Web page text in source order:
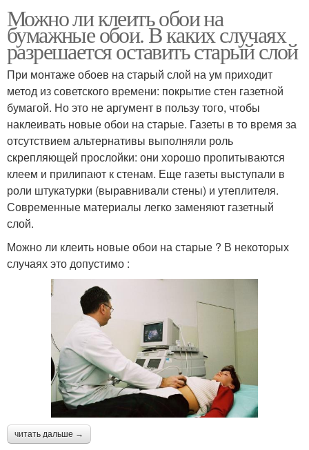
Можно ли клеить обои на
бумажные обои. В каких случаях
разрешается оставить старый слой
При монтаже обоев на старый слой на ум приходит
метод из советского времени: покрытие стен газетной
бумагой. Но это не аргумент в пользу того, чтобы
наклеивать новые обои на старые. Газеты в то время за
отсутствием альтернативы выполняли роль
скрепляющей прослойки: они хорошо пропитываются
клеем и прилипают к стенам. Еще газеты выступали в
роли штукатурки (выравнивали стены) и утеплителя.
Современные материалы легко заменяют газетный
слой.
Можно ли клеить новые обои на старые ? В некоторых
случаях это допустимо :
читать дальше →